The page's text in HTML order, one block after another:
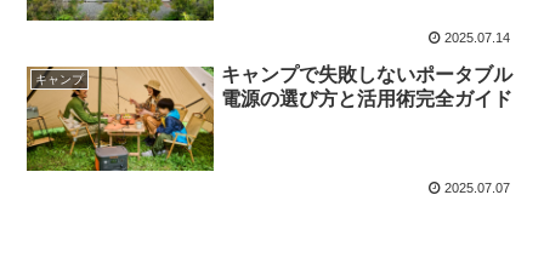
2025.07.14
キャンプ
キャンプで失敗しないポータブル
電源の選び方と活用術完全ガイド
2025.07.07